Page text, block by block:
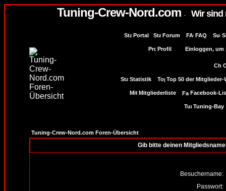
Tuning-Crew-Nord.com - Wir sind
Portal Forum FAQ
Profil Einloggen, um
Statistik Top 50 der Mitglieder-
Mitgliederliste Facebook-
Tuning-Bay
Tuning-Crew-Nord.com Foren-Übersicht
Gib bitte deinen
Besuchername:
Passwort: